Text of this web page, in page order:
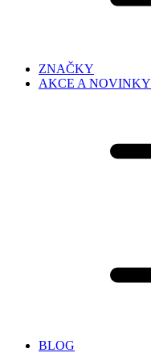
ZNAČKY
AKCE A NOVINKY
BLOG